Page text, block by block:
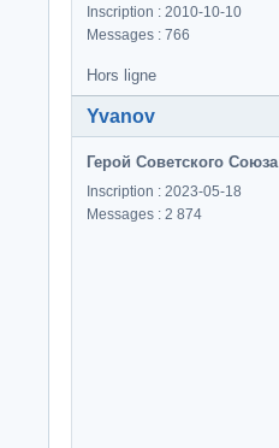
Inscription : 2010-10-10
Messages : 766
Hors ligne
Yvanov
Герой Советского Союза
Inscription : 2023-05-18
Messages : 2 874